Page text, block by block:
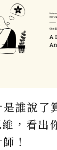
是誰說了
，看出
！